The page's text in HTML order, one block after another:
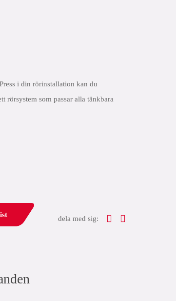
i din rörinstallation kan du
rörsystem som passar alla tänkbara
dela med sig: